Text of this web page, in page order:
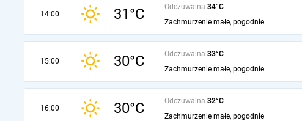
14:00 31°C Odczuwalna 34°C
Zachmurzenie małe, pogodnie
15:00 30°C Odczuwalna 33°C
Zachmurzenie małe, pogodnie
16:00 30°C Odczuwalna 32°C
Zachmurzenie małe, pogodnie